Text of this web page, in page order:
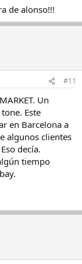
de alonso!!!
#11
Un
Este
en Barcelona a
algunos clientes
decía.
tiempo